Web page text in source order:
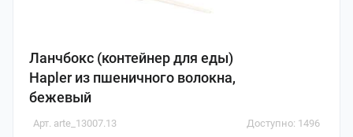
Ланчбокс (контейнер для еды)
Hapler из пшеничного волокна,
бежевый
Арт. arte_13007.13 Доступно: 1496